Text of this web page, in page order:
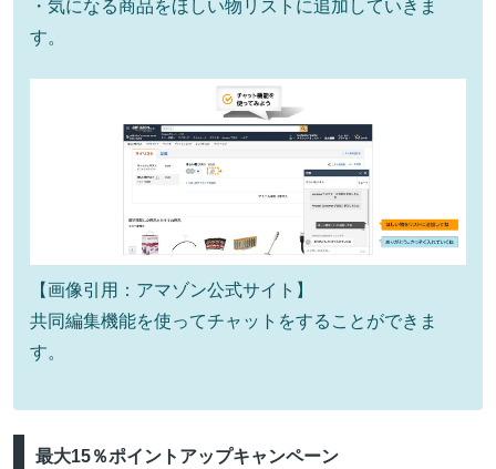
・気になる商品をほしい物リストに追加していきま
す。
【画像引用：アマゾン公式サイト】
共同編集機能を使ってチャットをすることができま
す。
最大15％ポイントアップキャンペーン